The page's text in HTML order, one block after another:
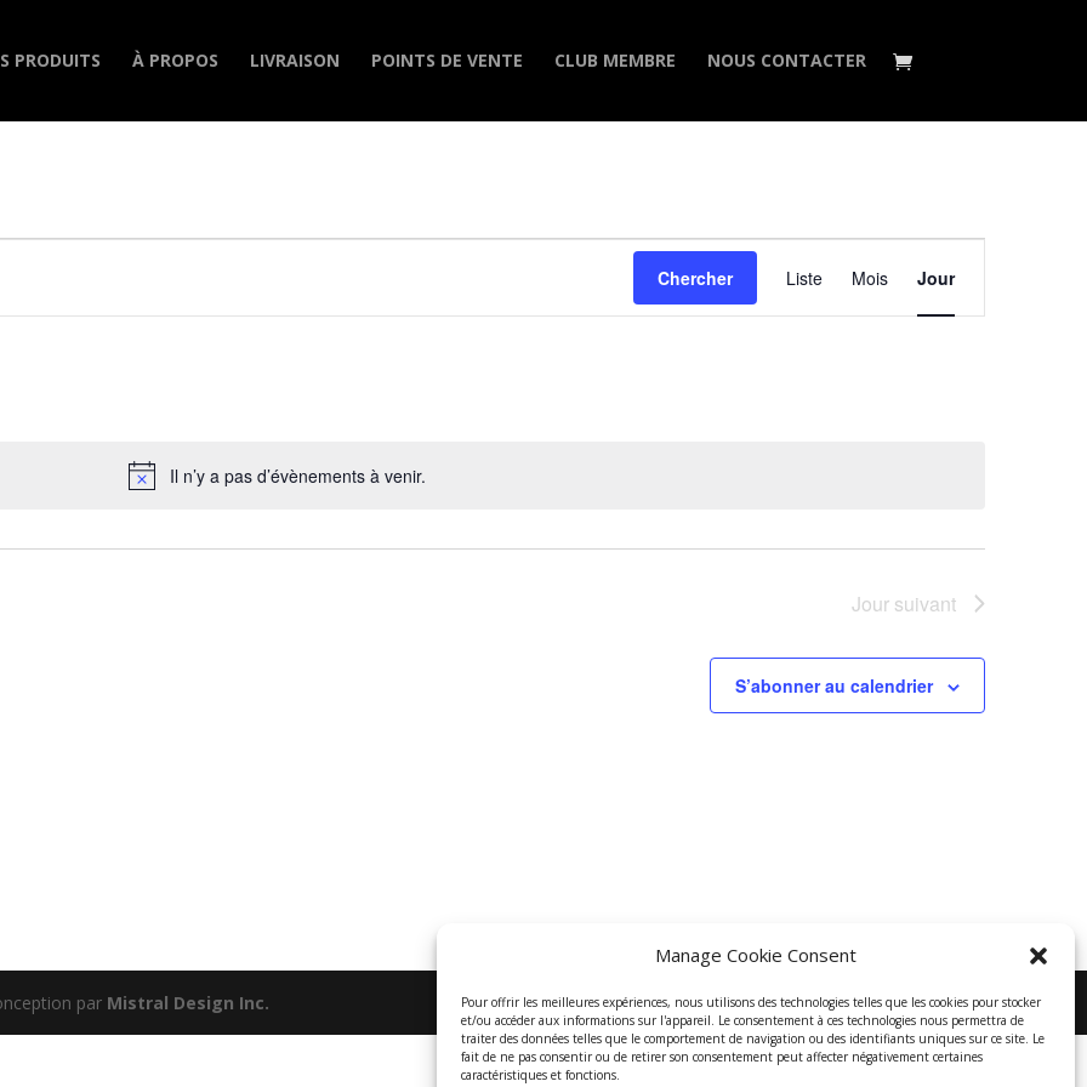
Manage Cookie Consent
Pour offrir les meilleures expériences, nous utilisons des technologies telles que les cookies pour stocker
et/ou accéder aux informations sur l'appareil. Le consentement à ces technologies nous permettra de
traiter des données telles que le comportement de navigation ou des identifiants uniques sur ce site. Le
fait de ne pas consentir ou de retirer son consentement peut affecter négativement certaines
caractéristiques et fonctions.
PRODUITS À PROPOS LIVRAISON POINTS DE VENTE CLUB MEMBRE NOUS CONTACTER
Notice
Il n’y a pas d’évènements à venir.
Chercher
de
Liste Mois Jour
Jour suivant
S’abonner au calendrier
par Mistral Design Inc.